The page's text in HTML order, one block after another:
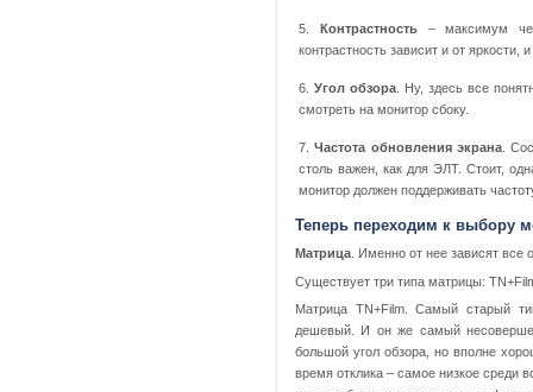
Контрастность– максимум
контрастность зависит и от яркости,
Угол обзора . Ну, здесь все
смотреть на монитор сбоку.
Частота обновления экрана.
столь важен, как для ЭЛТ. Стоит,
монитор должен поддерживать
Теперь переходим к выбору
Матрица . Именно от нее зависят все
Существует три типа матрицы:
Матрица TN+Film. Самый старый
дешевый. И он же самый
большой угол обзора, но вполне
время отклика – самое низкое среди